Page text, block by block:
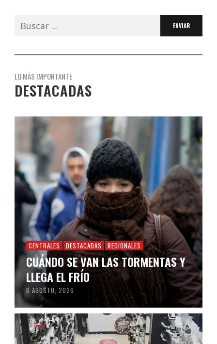
Buscar:
LO MÁS IMPORTANTE
DESTACADAS
CENTRALES DESTACADAS REGIONALES
CUÁNDO SE VAN LAS TORMENTAS Y
LLEGA EL FRÍO
6 AGOSTO, 2026